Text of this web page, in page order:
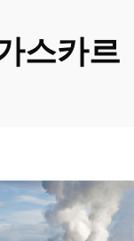
스카르